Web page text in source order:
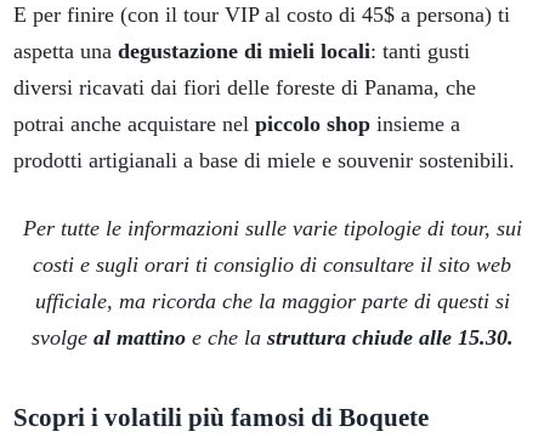
E per finire (con il tour VIP al costo di 45$ a persona) ti
aspetta una degustazione di mieli locali: tanti gusti
diversi ricavati dai fiori delle foreste di Panama, che
potrai anche acquistare nel piccolo shop insieme a
prodotti artigianali a base di miele e souvenir sostenibili.
Per tutte le informazioni sulle varie tipologie di tour, sui
costi e sugli orari ti consiglio di consultare il sito web
ufficiale, ma ricorda che la maggior parte di questi si
svolge al mattinoe che la struttura chiude alle 15.30.
Scopri i volatili più famosi di Boquete